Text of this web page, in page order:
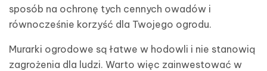
sposób na ochronę tych cennych owadów i
równocześnie korzyść dla Twojego ogrodu.
Murarki ogrodowe są łatwe w hodowli i nie stanowią
zagrożenia dla ludzi. Warto więc zainwestować w